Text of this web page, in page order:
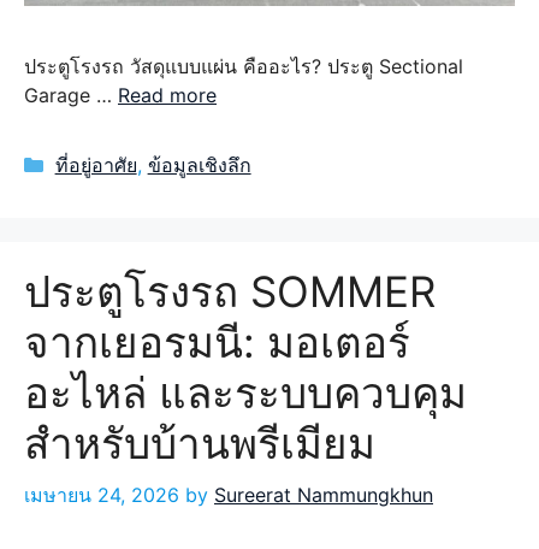
ประตูโรงรถ วัสดุแบบแผ่น คืออะไร? ประตู Sectional
Garage … Read more
Categories
ที่อยู่อาศัย, ข้อมูลเชิงลึก
ประตูโรงรถ SOMMER
จากเยอรมนี: มอเตอร์
อะไหล่ และระบบควบคุม
สำหรับบ้านพรีเมียม
เมษายน 24, 2026 by Sureerat Nammungkhun